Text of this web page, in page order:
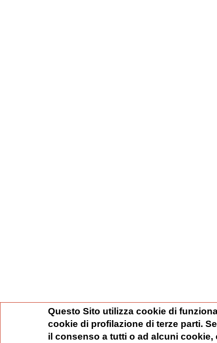
Questo Sito utilizza cookie di
cookie di profilazione di terze parti.
il consenso a tutti o ad alcuni